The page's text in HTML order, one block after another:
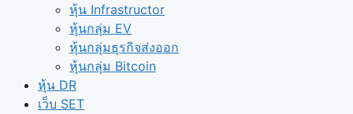
หุ้น Infrastructor
หุ้นกลุ่ม EV
หุ้นกลุ่มธุรกิจส่งออก
หุ้นกลุ่ม Bitcoin
หุ้น DR
เว็บ SET